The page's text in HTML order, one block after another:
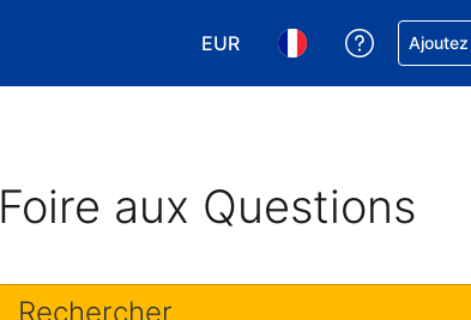
EUR
Choisissez votre devise.
Choisissez votre
Obtenez
Foire aux Questions
Rechercher